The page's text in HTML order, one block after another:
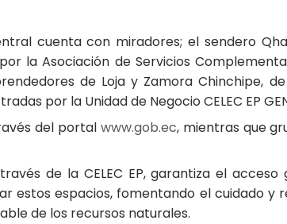
cuenta con miradores; el sendero
la Asociación de Servicios
de Loja y Zamora Chinchipe,
por la Unidad de Negocio CELEC EP
del portal www.gob.ec, mientras que
de la CELEC EP, garantiza el
estos espacios, fomentando el cuidado
de los recursos naturales.